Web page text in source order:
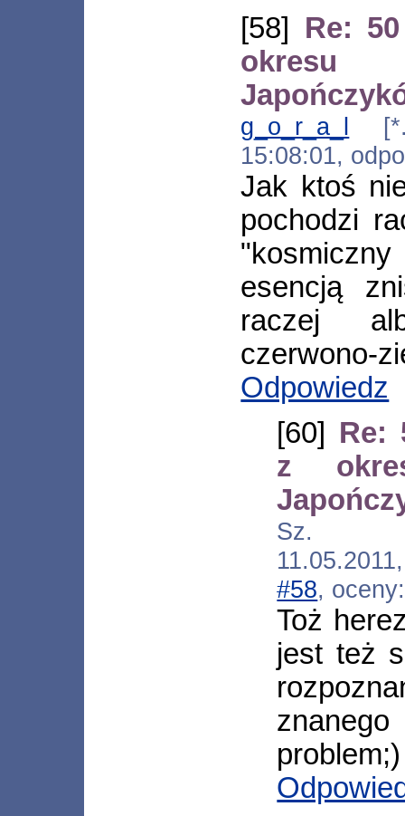
[58] Re:
okresu
g_o_r_a_l
15:08:01,
Jak ktoś
pochodzi
esencją
raczej
czerwono-
Odpowiedz
[60] Re:
z
Sz.
#58,
Toż
jest też
problem;)